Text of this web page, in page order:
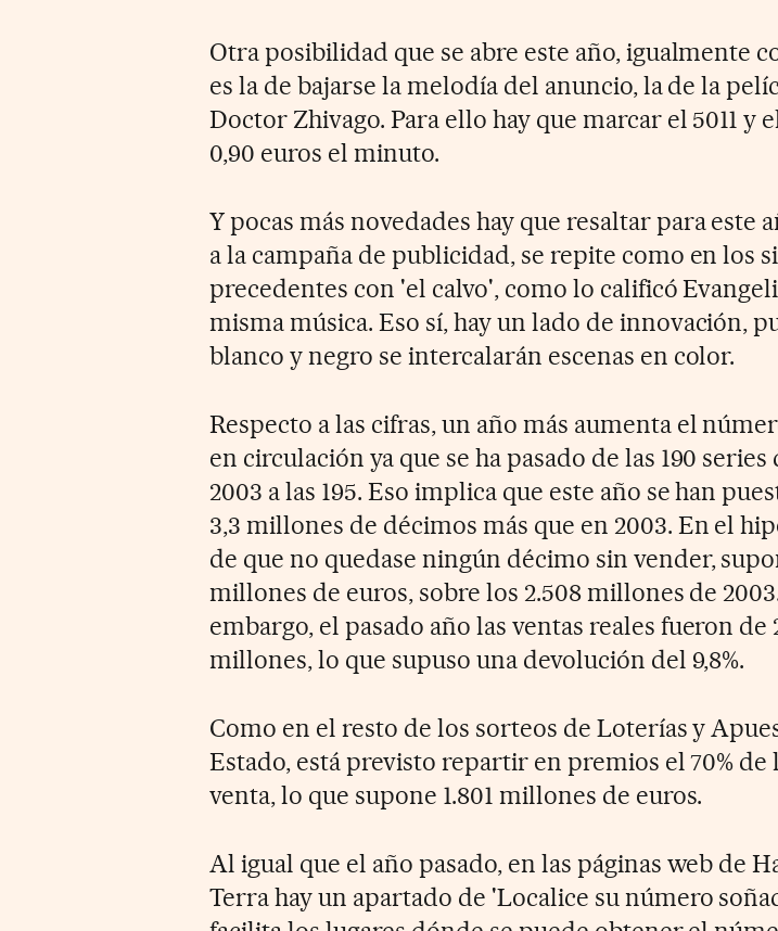
Otra posibilidad que se abre este año, igualmente
es la de bajarse la melodía del anuncio, la de la
Doctor Zhivago. Para ello hay que marcar el 5011 y
0,90 euros el minuto.
Y pocas más novedades hay que resaltar para este
a la campaña de publicidad, se repite como en los
precedentes con 'el calvo', como lo calificó
misma música. Eso sí, hay un lado de innovación,
blanco y negro se intercalarán escenas en color.
Respecto a las cifras, un año más aumenta el
en circulación ya que se ha pasado de las 190
2003 a las 195. Eso implica que este año se han
3,3 millones de décimos más que en 2003. En el
de que no quedase ningún décimo sin vender,
millones de euros, sobre los 2.508 millones de
embargo, el pasado año las ventas reales fueron de
millones, lo que supuso una devolución del 9,8%.
Como en el resto de los sorteos de Loterías y
Estado, está previsto repartir en premios el 70% de
venta, lo que supone 1.801 millones de euros.
Al igual que el año pasado, en las páginas web de
Terra hay un apartado de 'Localice su número